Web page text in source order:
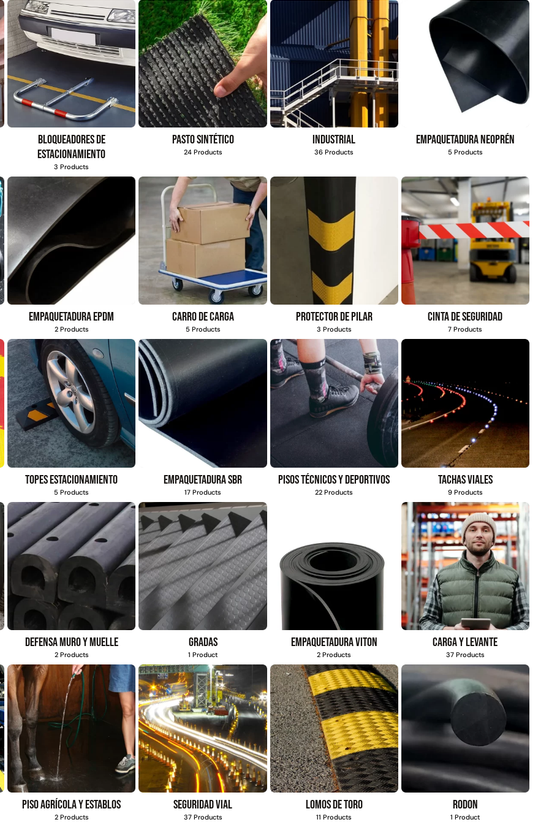
Bloqueadores de
estacionamiento
3 Products
Pasto sintético
24 Products
Industrial
36 Products
Empaquetadura Neoprén
5 Products
Empaquetadura EPDM
2 Products
Carro de carga
5 Products
Protector de pilar
3 Products
Cinta de seguridad
7 Products
Topes estacionamiento
5 Products
Empaquetadura SBR
17 Products
Pisos técnicos y deportivos
22 Products
Tachas viales
9 Products
Defensa muro y muelle
2 Products
Gradas
1 Product
Empaquetadura Viton
2 Products
Carga y levante
37 Products
Piso agrícola y establos
2 Products
Seguridad vial
37 Products
Lomos de toro
11 Products
Rodon
1 Product